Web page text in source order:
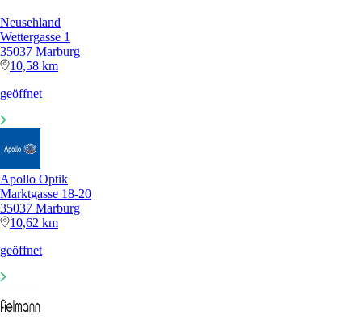
Neusehland
Wettergasse 1
35037 Marburg
10,58 km
geöffnet
Apollo Optik
Marktgasse 18-20
35037 Marburg
10,62 km
geöffnet